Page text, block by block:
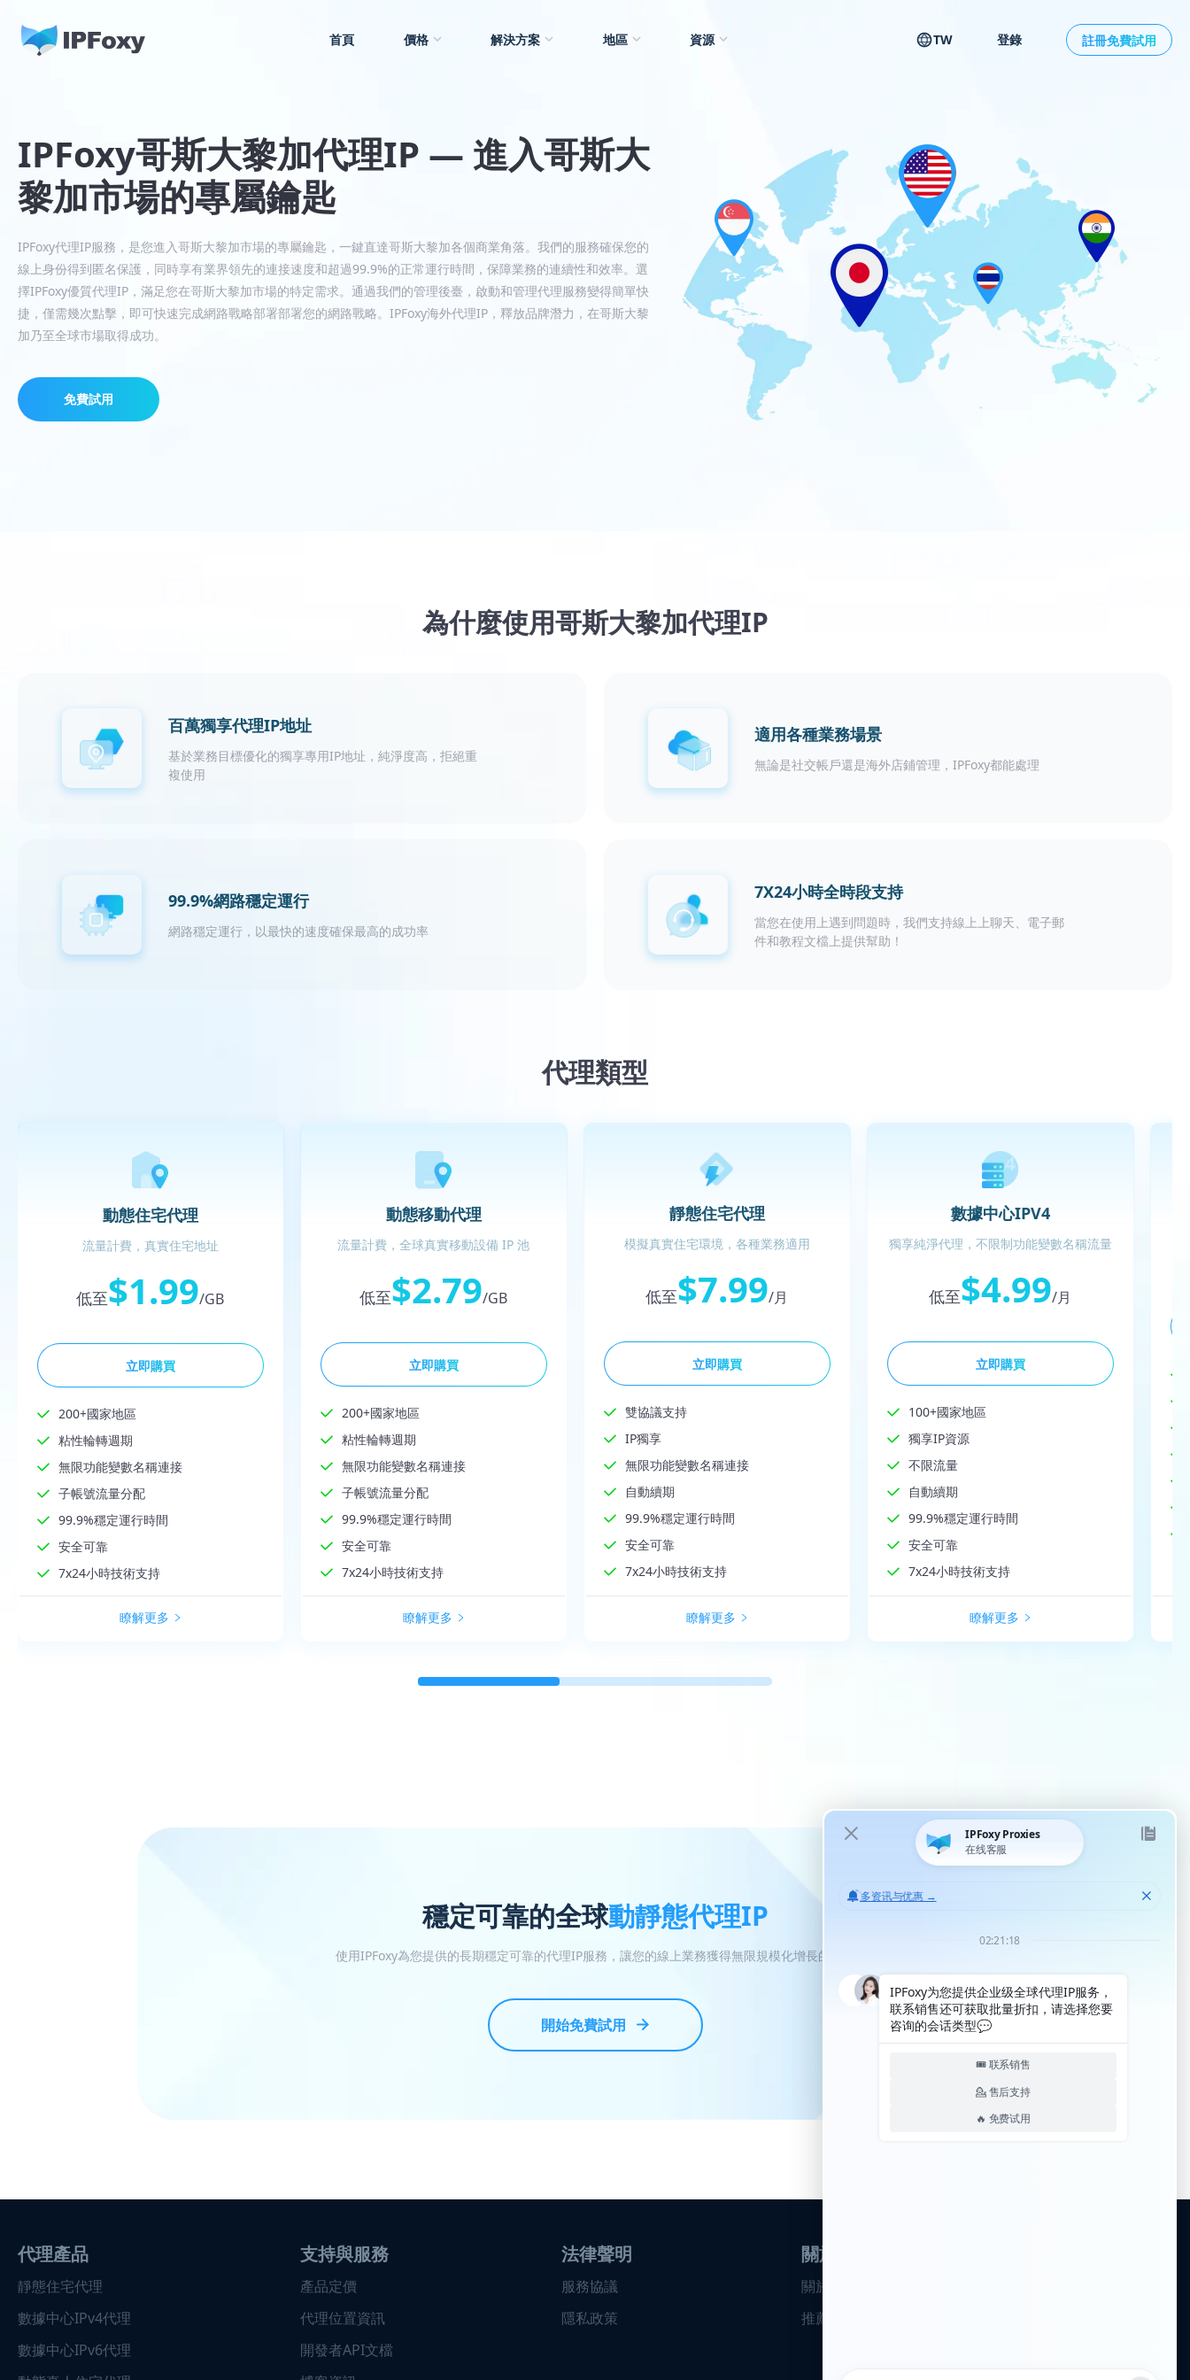
首頁 價格 解決方案 地區 資源 TW 登錄 註冊免費試用
IPFoxy哥斯大黎加代理IP — 進入哥斯大
黎加市場的專屬鑰匙
IPFoxy代理IP服務，是您進入哥斯大黎加市場的專屬鑰匙，一鍵直達哥斯大黎加各個商業角落。我們的服務確保您的
線上身份得到匿名保護，同時享有業界領先的連接速度和超過99.9%的正常運行時間，保障業務的連續性和效率。選
擇IPFoxy優質代理IP，滿足您在哥斯大黎加市場的特定需求。通過我們的管理後臺，啟動和管理代理服務變得簡單快
捷，僅需幾次點擊，即可快速完成網路戰略部署部署您的網路戰略。IPFoxy海外代理IP，釋放品牌潛力，在哥斯大黎
加乃至全球市場取得成功。
免費試用
為什麼使用哥斯大黎加代理IP
百萬獨享代理IP地址
基於業務目標優化的獨享專用IP地址，純淨度高，拒絕重
複使用
適用各種業務場景
無論是社交帳戶還是海外店鋪管理，IPFoxy都能處理
99.9%網路穩定運行
網路穩定運行，以最快的速度確保最高的成功率
7X24小時全時段支持
當您在使用上遇到問題時，我們支持線上上聊天、電子郵
件和教程文檔上提供幫助！
代理類型
動態住宅代理
流量計費，真實住宅地址
低至$1.99/GB
立即購買
200+國家地區
粘性輪轉週期
無限功能變數名稱連接
子帳號流量分配
99.9%穩定運行時間
安全可靠
7x24小時技術支持
瞭解更多
動態移動代理
流量計費，全球真實移動設備 IP 池
低至$2.79/GB
立即購買
200+國家地區
粘性輪轉週期
無限功能變數名稱連接
子帳號流量分配
99.9%穩定運行時間
安全可靠
7x24小時技術支持
瞭解更多
靜態住宅代理
模擬真實住宅環境，各種業務適用
低至$7.99/月
立即購買
雙協議支持
IP獨享
無限功能變數名稱連接
自動續期
99.9%穩定運行時間
安全可靠
7x24小時技術支持
瞭解更多
數據中心IPV4
獨享純淨代理，不限制功能變數名稱流量
低至$4.99/月
立即購買
100+國家地區
獨享IP資源
不限流量
自動續期
99.9%穩定運行時間
安全可靠
7x24小時技術支持
瞭解更多
穩定可靠的全球動靜態代理IP
使用IPFoxy為您提供的長期穩定可靠的代理IP服務，讓您的線上業務獲得無限規模化增長的機會
開始免費試用
代理產品
靜態住宅代理
數據中心IPv4代理
數據中心IPv6代理
支持與服務
產品定價
代理位置資訊
開發者API文檔
法律聲明
服務協議
隱私政策
關於我們
關於我們
推薦計畫